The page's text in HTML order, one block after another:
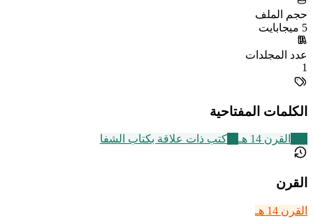
حجم الملف
5 ميجابايت
عدد المجلدات
1
الكلمات المفتاحية
القرن 14 هـ كتب ذات علاقة بكتاب الشفا
القرن
القرن 14 هـ